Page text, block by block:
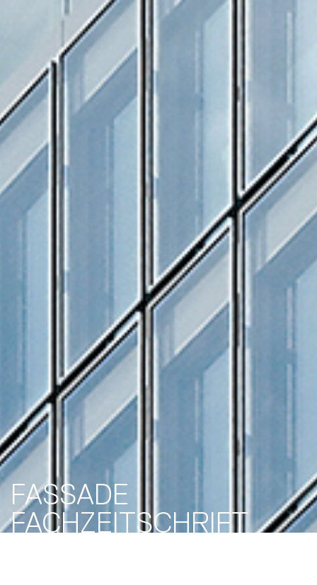
FASSADE
FACH­ZEITSCHRIFT